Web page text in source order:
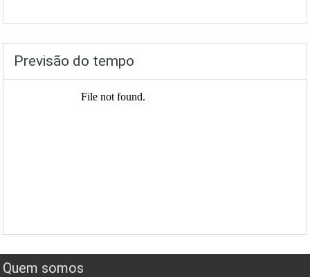
Previsão do tempo
Quem somos